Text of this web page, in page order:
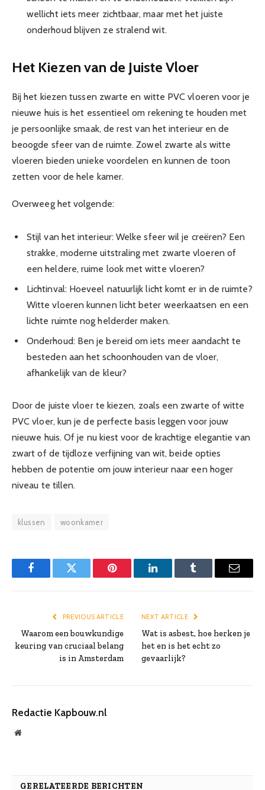
wellicht iets meer zichtbaar, maar met het juiste
onderhoud blijven ze stralend wit.
Het Kiezen van de Juiste Vloer
Bij het kiezen tussen zwarte en witte PVC vloeren voor je
nieuwe huis is het essentieel om rekening te houden met
je persoonlijke smaak, de rest van het interieur en de
beoogde sfeer van de ruimte. Zowel zwarte als witte
vloeren bieden unieke voordelen en kunnen de toon
zetten voor de hele kamer.
Overweeg het volgende:
Stijl van het interieur: Welke sfeer wil je creëren? Een
strakke, moderne uitstraling met zwarte vloeren of
een heldere, ruime look met witte vloeren?
Lichtinval: Hoeveel natuurlijk licht komt er in de ruimte?
Witte vloeren kunnen licht beter weerkaatsen en een
lichte ruimte nog helderder maken.
Onderhoud: Ben je bereid om iets meer aandacht te
besteden aan het schoonhouden van de vloer,
afhankelijk van de kleur?
Door de juiste vloer te kiezen, zoals een zwarte of witte
PVC vloer, kun je de perfecte basis leggen voor jouw
nieuwe huis. Of je nu kiest voor de krachtige elegantie van
zwart of de tijdloze verfijning van wit, beide opties
hebben de potentie om jouw interieur naar een hoger
niveau te tillen.
klussen woonkamer
FacebookTwitter Pinterest LinkedInTumblr Email
PREVIOUS ARTICLE
Waarom een bouwkundige
keuring van cruciaal belang
is in Amsterdam
NEXT ARTICLE
Wat is asbest, hoe herken je
het en is het echt zo
gevaarlijk?
Redactie Kapbouw.nl
Website
GERELATEERDE BERICHTEN